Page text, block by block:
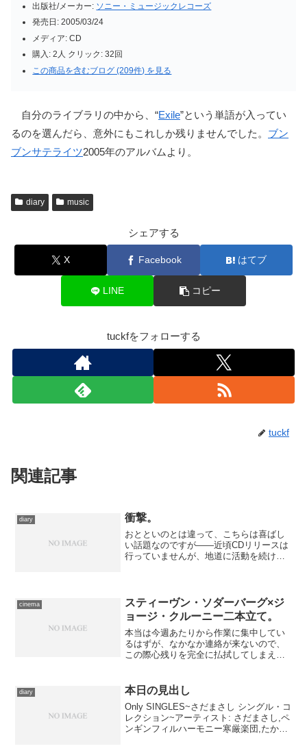
出版社/メーカー: ソニー・ミュージックレコーズ
発売日: 2005/03/24
メディア: CD
購入 : 2人 クリック : 32回
この商品を含むブログ (209件) を見る
自分のライブラリの中から、“Exile”という単語が入ってい
るのを選んだら、意外にもこれしか残りませんでした。 ブン
ブンサテライツ2005年のアルバムより。
diary music
シェアする
X Facebook はてブ
LINE コピー
tuckfをフォローする
tuckf
関連記事
diary 衝撃。
おとといのとは違って、こちらは喜ばし
い話題なのですが――近頃CDリリースは
行っていませんが、地道に活動を続けて
らない。強いて言うな...
cinema
スティーヴン・ソダーバーグ×ジ
ョージ・クルーニー二本立て。
本当は今週あたりから作業に集中してい
るはずが、なかなか連絡が来ないので、
この際心残りを完全に払拭してしまえ
を発見してしまったので、二本立てであ
ります。 午前中にとりあえ...
diary 本日の見出し
Only SINGLES~さだまさし シングル・コ
レクション~アーティスト: さだまさし,ペ
ンギンフィルハーモニー寒厳楽団,たかひ